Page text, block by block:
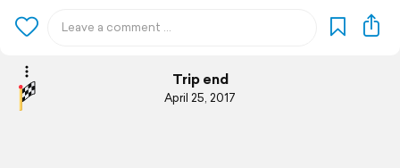
Trip end
April 25, 2017